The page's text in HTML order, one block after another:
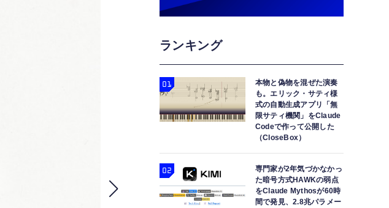
ランキング
本物と偽物を混ぜた演奏
も。エリック・サティ様
式の自動生成アプリ「無
限サティ機関」をClaude
Codeで作って公開した
（CloseBox）
専門家が2年気づかなかっ
た暗号方式HAWKの弱点
をClaude Mythosが60時
間で発見、2.8兆パラメー